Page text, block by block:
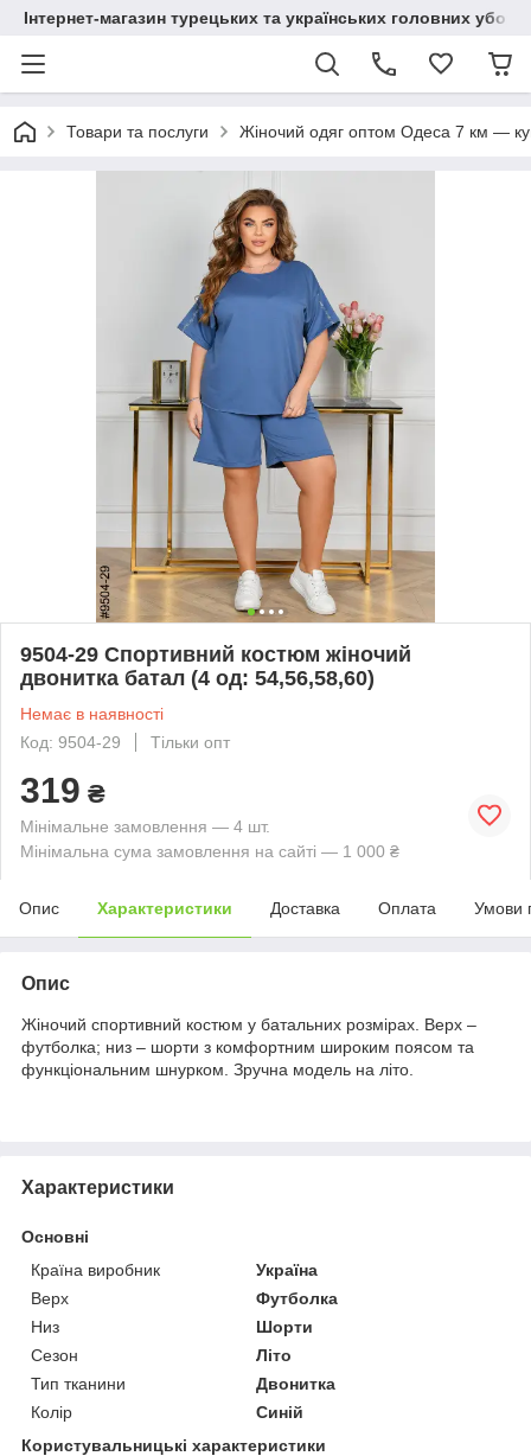
Інтернет-магазин турецьких та українських головних
Товари та послуги Жіночий одяг оптом Одеса 7 км —
9504-29 Спортивний костюм жіночий
двонитка батал (4 од: 54,56,58,60)
Немає в наявності
Код: 9504-29
Тільки опт
319 ₴
Мінімальне замовлення — 4 шт.
Мінімальна сума замовлення на сайті — 1 000 ₴
Опис Характеристики Доставка Оплата Умови
Опис
Жіночий спортивний костюм у батальних розмірах. Верх –
футболка; низ – шорти з комфортним широким поясом та
функціональним шнурком. Зручна модель на літо.
Характеристики
Основні
Країна виробник
Україна
Верх
Футболка
Низ
Шорти
Сезон
Літо
Тип тканини
Двонитка
Колір
Синій
Користувальницькі характеристики